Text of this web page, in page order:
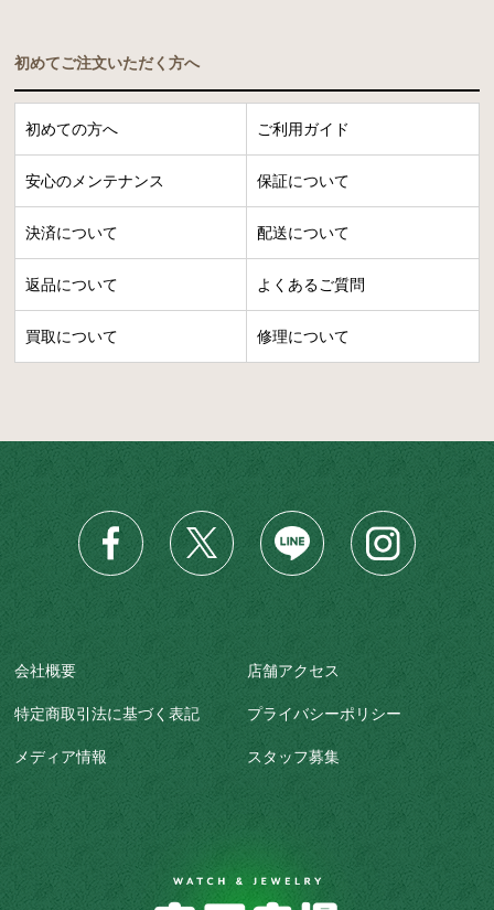
初めてご注文いただく方へ
初めての方へ ご利用ガイド
安心のメンテナンス 保証について
決済について 配送について
返品について よくあるご質問
買取について 修理について
会社概要 店舗アクセス
特定商取引法に基づく表記 プライバシーポリシー
メディア情報 スタッフ募集